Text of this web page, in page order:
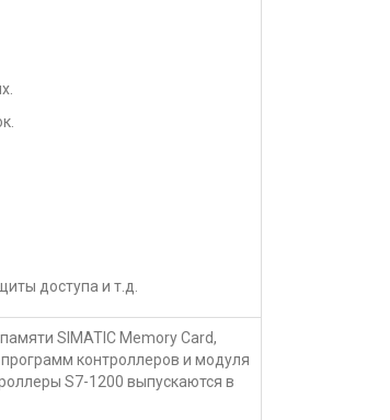
доступа и т.д.
SIMATIC Memory Card,
контроллеров и модуля
S7-1200 выпускаются в